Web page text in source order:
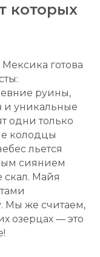
которых
готова
руины,
и уникальные
одни только
колодцы
льется
сиянием
Майя
Мы же считаем,
озерцах — это